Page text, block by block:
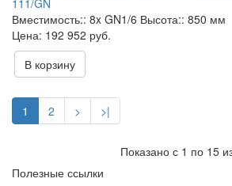
111/GN
Вместимость:: 8x GN1/6 Высота:: 850 мм
192 952 руб.
В корзину
1 2 > >|
Показано с 1 по 15
Полезные ссылки